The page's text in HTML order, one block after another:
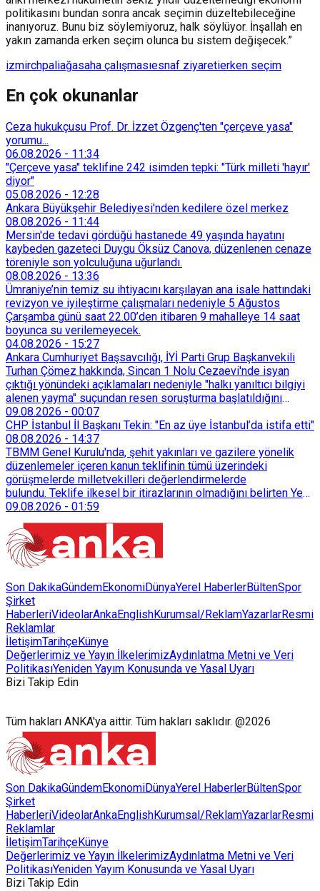
politikasını bundan sonra ancak seçimin düzeltebileceğine
inanıyoruz. Bunu biz söylemiyoruz, halk söylüyor. İnşallah en
yakın zamanda erken seçim olunca bu sistem değişecek.”
izmirchpaliağasaha çalışmasıesnaf ziyaretierken seçim
En çok okunanlar
Ceza hukukçusu Prof. Dr. İzzet Özgenç'ten "çerçeve yasa"
yorumu...
06.08.2026 - 11:34
"Çerçeve yasa" teklifine 242 isimden tepki: "Türk milleti 'hayır'
diyor"
05.08.2026 - 12:28
Ankara Büyükşehir Belediyesi'nden kedilere özel merkez
08.08.2026 - 11:44
Mersin'de tedavi gördüğü hastanede 49 yaşında hayatını
kaybeden gazeteci Duygu Öksüz Canova, düzenlenen cenaze
töreniyle son yolculuğuna uğurlandı.
08.08.2026 - 13:36
Ümraniye’nin temiz su ihtiyacını karşılayan ana isale hattındaki
revizyon ve iyileştirme çalışmaları nedeniyle 5 Ağustos
Çarşamba günü saat 22.00’den itibaren 9 mahalleye 14 saat
boyunca su verilemeyecek.
04.08.2026 - 15:27
Ankara Cumhuriyet Başsavcılığı, İYİ Parti Grup Başkanvekili
Turhan Çömez hakkında, Sincan 1 Nolu Cezaevi'nde isyan
çıktığı yönündeki açıklamaları nedeniyle "halkı yanıltıcı bilgiyi
alenen yayma" suçundan resen soruşturma başlatıldığını
duyurdu.
09.08.2026 - 00:07
CHP İstanbul İl Başkanı Tekin: "En az üye İstanbul’da istifa etti"
08.08.2026 - 14:37
TBMM Genel Kurulu'nda, şehit yakınları ve gazilere yönelik
düzenlemeler içeren kanun teklifinin tümü üzerindeki
görüşmelerde milletvekilleri değerlendirmelerde
bulundu. Teklife ilkesel bir itirazlarının olmadığını belirten Yeni
Yol Grup Başkanvekili Selçuk Özdağ, teklifin ne getirdiğinin
değil getirmediklerinin konuşulması gerektiğini söyledi.
09.08.2026 - 01:59
Son DakikaGündemEkonomiDünyaYerel HaberlerBültenSpor
Şirket
HaberleriVideolarAnkaEnglishKurumsal/ReklamYazarlarResmi
Reklamlar
İletişimTarihçeKünye
Değerlerimiz ve Yayın İlkelerimizAydınlatma Metni ve Veri
PolitikasıYeniden Yayım Konusunda ve Yasal Uyarı
Bizi Takip Edin
Tüm hakları ANKA'ya aittir. Tüm hakları saklıdır. @2026
Son DakikaGündemEkonomiDünyaYerel HaberlerBültenSpor
Şirket
HaberleriVideolarAnkaEnglishKurumsal/ReklamYazarlarResmi
Reklamlar
İletişimTarihçeKünye
Değerlerimiz ve Yayın İlkelerimizAydınlatma Metni ve Veri
PolitikasıYeniden Yayım Konusunda ve Yasal Uyarı
Bizi Takip Edin